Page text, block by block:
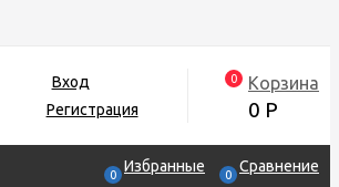
Вход
Регистрация
0 Корзина
0 Р
0 Избранные 0 Сравнение